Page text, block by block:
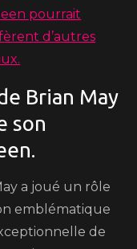
pourrait
d’autres
Brian May
son
a joué un rôle
emblématique
de